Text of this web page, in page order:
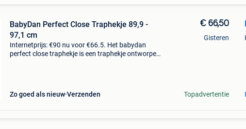
BabyDan Perfect Close Traphekje 89,9 -
97,1 cm
Internetprijs: €90 nu voor €66.5. Het babydan
perfect close traphekje is een traphekje ontworpen
Zo goed als nieuw Verzenden
€ 66,50
Gisteren
Topadvertentie